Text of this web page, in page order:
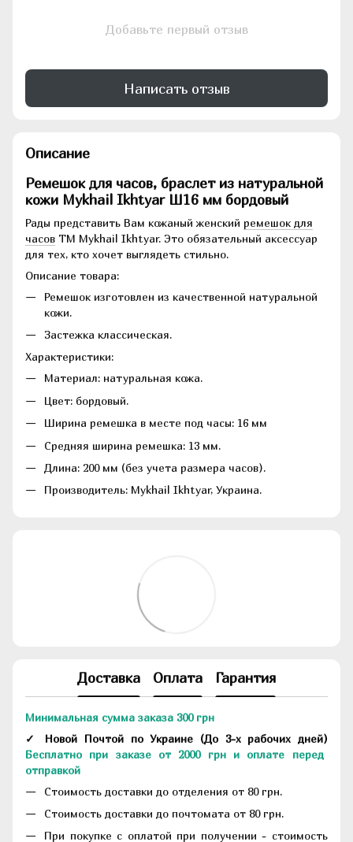
Добавьте первый отзыв
Написать отзыв
Описание
Ремешок для часов, браслет из натуральной
кожи Mykhail Ikhtyar Ш16 мм бордовый
Рады представить Вам кожаный женский ремешок для
часов ТМ Mykhail Ikhtyar. Это обязательный аксессуар
для тех, кто хочет выглядеть стильно.
Описание товара:
Ремешок изготовлен из качественной натуральной
кожи.
Застежка классическая.
Характеристики:
Материал: натуральная кожа.
Цвет: бордовый.
Ширина ремешка в месте под часы: 16 мм
Средняя ширина ремешка: 13 мм.
Длина: 200 мм (без учета размера часов).
Производитель: Mykhail Ikhtyar, Украина.
Доставка Оплата Гарантия
Минимальная сумма заказа 300 грн
✓ Новой Почтой по Украине (До 3-х рабочих дней)
Бесплатно при заказе от 2000 грн и оплате перед
отправкой
Стоимость доставки до отделения от 80 грн.
Стоимость доставки до почтомата от 80 грн.
При покупке с оплатой при получении - стоимость